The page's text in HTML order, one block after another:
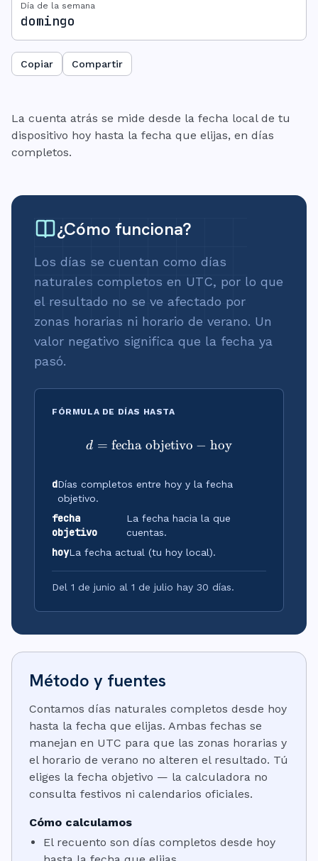
Día de la semana
domingo
Copiar Compartir
La cuenta atrás se mide desde la fecha local de tu
dispositivo hoy hasta la fecha que elijas, en días
completos.
¿Cómo funciona?
Los días se cuentan como días
naturales completos en UTC, por lo que
el resultado no se ve afectado por
zonas horarias ni horario de verano. Un
valor negativo significa que la fecha ya
pasó.
FÓRMULA DE DÍAS HASTA
d = \text{fecha objetivo}
d = fecha objetivo − hoy
dDías completos entre hoy y la fecha
objetivo.
fecha
objetivo
La fecha hacia la que
cuentas.
hoyLa fecha actual (tu hoy local).
Del 1 de junio al 1 de julio hay 30 días.
Método y fuentes
Contamos días naturales completos desde hoy
hasta la fecha que elijas. Ambas fechas se
manejan en UTC para que las zonas horarias y
el horario de verano no alteren el resultado. Tú
eliges la fecha objetivo — la calculadora no
consulta festivos ni calendarios oficiales.
Cómo calculamos
El recuento son días completos desde hoy